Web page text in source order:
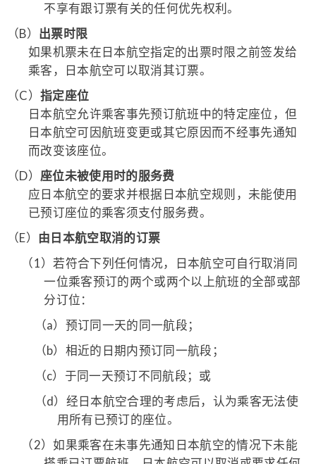
不享有跟订票有关的任何优先权利。
（B） 出票时限
如果机票未在日本航空指定的出票时限之前签发给
乘客，日本航空可以取消其订票。
（C）指定座位
日本航空允许乘客事先预订航班中的特定座位，但
日本航空可因航班变更或其它原因而不经事先通知
而改变该座位。
（D） 座位未被使用时的服务费
应日本航空的要求并根据日本航空规则，未能使用
已预订座位的乘客须支付服务费。
（E） 由日本航空取消的订票
（1）若符合下列任何情况，日本航空可自行取消同
一位乘客预订的两个或两个以上航班的全部或部
分订位：
（a） 预订同一天的同一航段；
（b） 相近的日期内预订同一航段；
（c） 于同一天预订不同航段；或
（d） 经日本航空合理的考虑后，认为乘客无法使
用所有已预订的座位。
（2）如果乘客在未事先通知日本航空的情况下未能